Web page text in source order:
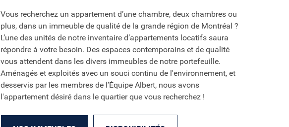
Vous recherchez un appartement d’une chambre, deux chambres ou
plus, dans un immeuble de qualité de la grande région de Montréal ?
L’une des unités de notre inventaire d’appartements locatifs saura
répondre à votre besoin. Des espaces contemporains et de qualité
vous attendent dans les divers immeubles de notre portefeuille.
Aménagés et exploités avec un souci continu de l'environnement, et
desservis par les membres de l’Équipe Albert, nous avons
l'appartement désiré dans le quartier que vous recherchez !